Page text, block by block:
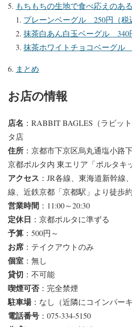
もちもちの生地で食べ応えのあ
プレーンベーグル 250円（税
抹茶白あん白玉ベーグル 340
抹茶ホワイトチョコベーグル
まとめ
お店の情報
店名 ：RABBIT BAGLES（ラビッ
タ店
住所 ：京都市下京区烏丸通塩小路
京都ポルタ内 東エリア「ポルタキ
アクセス ：JR各線、東海道新幹線
線、近鉄京都「京都駅」より徒歩
営業時間 ：11:00～20:30
定休日 ：京都ポルタに準ずる
予算 ：500円～
お席 ：テイクアウトのみ
個室 ：無し
貸切 ：不可能
喫煙可否：完全禁煙
駐車場：なし（近隣にコインパーキ
電話番号 ：075-334-5150